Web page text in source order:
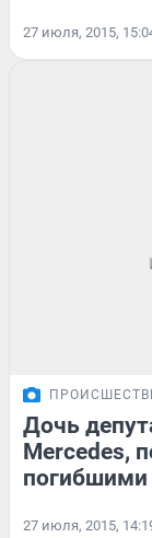
27 июля, 2015,
Дочь
Mercedes,
погибшими
27 июля, 2015,